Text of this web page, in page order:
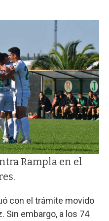
Rampla en el
con el trámite movido
Sin embargo, a los 74